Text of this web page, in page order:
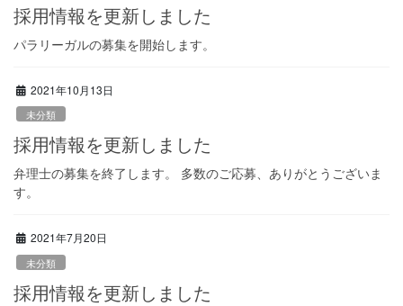
採用情報を更新しました
パラリーガルの募集を開始します。
2021年10月13日
未分類
採用情報を更新しました
弁理士の募集を終了します。 多数のご応募、ありがとうございま
す。
2021年7月20日
未分類
採用情報を更新しました